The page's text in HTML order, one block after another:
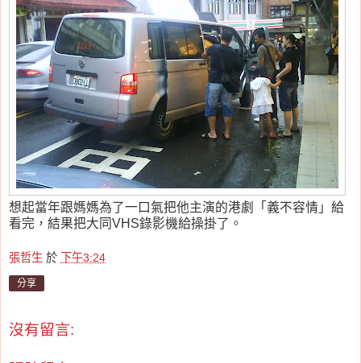
想起當年跟媽媽為了一口氣把他主演的港劇「義不容情」給
看完，結果把大同VHS錄影機給操掛了。
張哲生 於 下午3:24
分享
沒有留言: